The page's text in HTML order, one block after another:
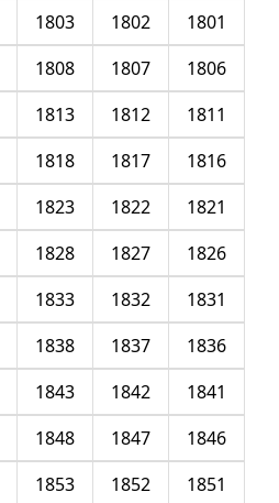
1801
1802
1803
1806
1807
1808
1811
1812
1813
1816
1817
1818
1821
1822
1823
1826
1827
1828
1831
1832
1833
1836
1837
1838
1841
1842
1843
1846
1847
1848
1851
1852
1853